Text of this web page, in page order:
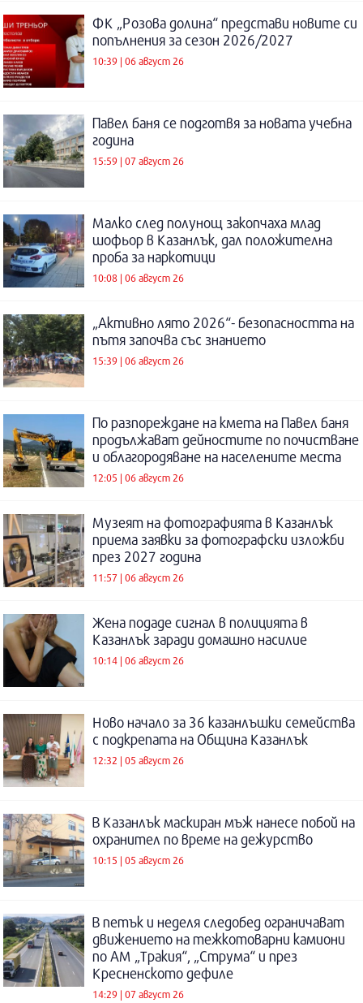
ФК „Розова долина“ представи новите си
попълнения за сезон 2026/2027
10:39 | 06 август 26
Павел баня се подготвя за новата учебна
година
15:59 | 07 август 26
Малко след полунощ закопчаха млад
шофьор в Казанлък, дал положителна
проба за наркотици
10:08 | 06 август 26
„Активно лято 2026“- безопасността на
пътя започва със знанието
15:39 | 06 август 26
По разпореждане на кмета на Павел баня
продължават дейностите по почистване
и облагородяване на населените места
12:05 | 06 август 26
Музеят на фотографията в Казанлък
приема заявки за фотографски изложби
през 2027 година
11:57 | 06 август 26
Жена подаде сигнал в полицията в
Казанлък заради домашно насилие
10:14 | 06 август 26
Ново начало за 36 казанлъшки семейства
с подкрепата на Община Казанлък
12:32 | 05 август 26
В Казанлък маскиран мъж нанесе побой на
охранител по време на дежурство
10:15 | 05 август 26
В петък и неделя следобед ограничават
движението на тежкотоварни камиони
по АМ „Тракия“, „Струма“ и през
Кресненското дефиле
14:29 | 07 август 26